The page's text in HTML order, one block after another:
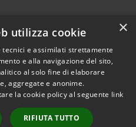
Copyright © 2026 • Comune di
Castiglione della Pescaia •
Powered byMunicipium
×
utilizza cookie
e assimilati strettamente
e alla navigazione del sito,
al solo fine di elaborare
aggregate e anonime.
la cookie policy al seguente link
RIFIUTA TUTTO